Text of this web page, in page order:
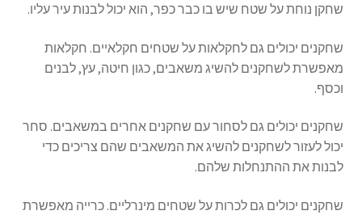
שחקן נוחת על שטח שיש בו כבר כפר, הוא יכול לבנות עיר עליו.
שחקנים יכולים גם לחקלאות על שטחים חקלאיים. חקלאות
מאפשרת לשחקנים להשיג משאבים, כגון חיטה, עץ, לבנים
וכסף.
שחקנים יכולים גם לסחור עם שחקנים אחרים במשאבים. סחר
יכול לעזור לשחקנים להשיג את המשאבים שהם צריכים כדי
לבנות את ההתנחלות שלהם.
שחקנים יכולים גם לכרות על שטחים מינרליים. כרייה מאפשרת